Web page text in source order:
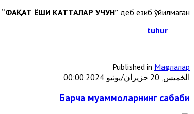
“ФАҚАТ ЁШИ КАТТАЛАР УЧУН” деб ёзиб қўйилмаган.
tuhur
Published in Мақолалар
الخميس, 20 حزيران/يونيو 2024 00:00
Барча муаммоларнинг сабаби